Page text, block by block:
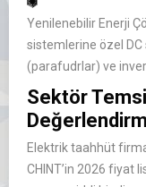
Yenilenebilir Enerji
sistemlerine özel DC
(parafudrlar) ve
Sektör
Elektrik taahhüt
CHINT’in 2026 fiyat